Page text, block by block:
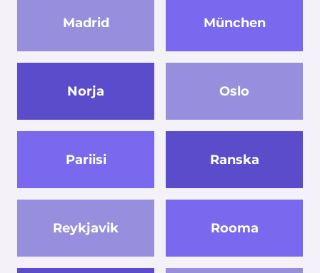
Madrid München
Norja Oslo
Pariisi Ranska
Reykjavik Rooma